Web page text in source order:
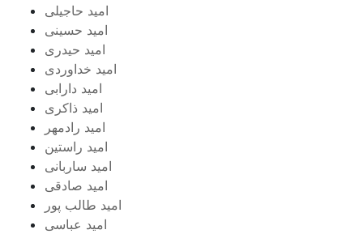
امید حاجیلی
امید حسینی
امید حیدری
امید خداوردی
امید دارابی
امید ذاکری
امید رادمهر
امید راستین
امید ساربانی
امید صادقی
امید طالب پور
امید عباسی